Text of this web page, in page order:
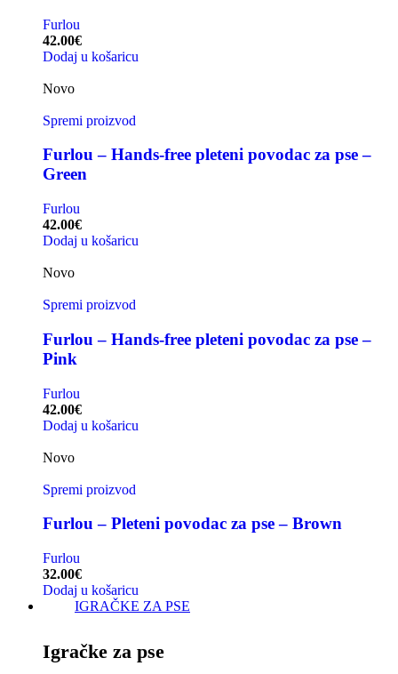
Furlou
42.00€
Dodaj u košaricu
Novo
Spremi proizvod
Furlou – Hands-free pleteni povodac za pse –
Green
Furlou
42.00€
Dodaj u košaricu
Novo
Spremi proizvod
Furlou – Hands-free pleteni povodac za pse –
Pink
Furlou
42.00€
Dodaj u košaricu
Novo
Spremi proizvod
Furlou – Pleteni povodac za pse – Brown
Furlou
32.00€
Dodaj u košaricu
IGRAČKE ZA PSE
Igračke za pse